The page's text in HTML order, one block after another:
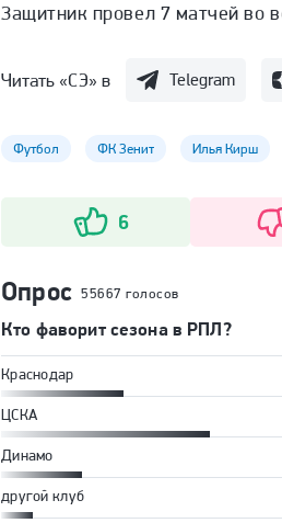
Защитник провел 7 матчей во
Читать «СЭ» в Telegram
Футбол ФК Зенит Илья Кирш
6
Опрос 55667 голосов
Кто фаворит сезона в РПЛ?
Краснодар
ЦСКА
Динамо
другой клуб